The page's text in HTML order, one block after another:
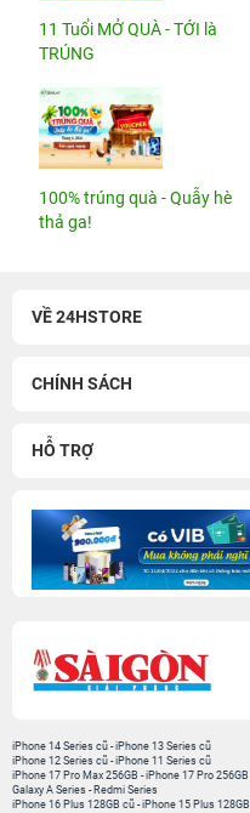
11 Tuổi MỞ QUÀ - TỚI là
TRÚNG
100% trúng quà - Quẫy hè
thả ga!
VỀ 24HSTORE
CHÍNH SÁCH
HỖ TRỢ
iPhone 14 Series cũ -iPhone 13 Series cũ
iPhone 12 Series cũ -iPhone 11 Series cũ
iPhone 17 Pro Max 256GB -iPhone 17 Pro 256GB
Galaxy A Series - Redmi Series
iPhone 16 Plus 128GB cũ -iPhone 15 Plus 128GB